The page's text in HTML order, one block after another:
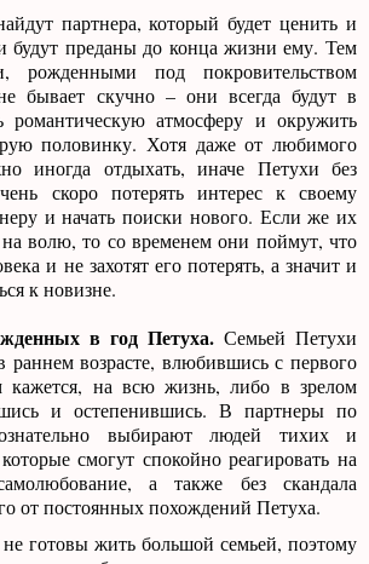
партнера, который будет ценить и
будут преданы до конца жизни ему. Тем
рожденными под покровительством
бывает скучно – они всегда будут в
романтическую атмосферу и окружить
половинку. Хотя даже от любимого
иногда отдыхать, иначе Петухи без
скоро потерять интерес к своему
и начать поиски нового. Если же их
волю, то со временем они поймут, что
и не захотят его потерять, а значит и
к новизне.
в год Петуха. Семьей Петухи
раннем возрасте, влюбившись с первого
кажется, на всю жизнь, либо в зрелом
и остепенившись. В партнеры по
выбирают людей тихих и
смогут спокойно реагировать на
а также без скандала
от постоянных похождений Петуха.
готовы жить большой семьей, поэтому